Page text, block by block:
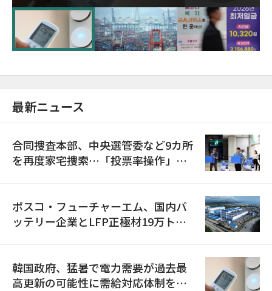
に需給対応体制を点検
最新ニュース
合同捜査本部、中央選管委など9カ所
を再度家宅捜索…「投票率操作」の
ポスコ・フューチャーエム、国内バ
ッテリー企業とLFP正極材19万トン
韓国政府、猛暑で電力需要が過去最
高更新の可能性に需給対応体制を点